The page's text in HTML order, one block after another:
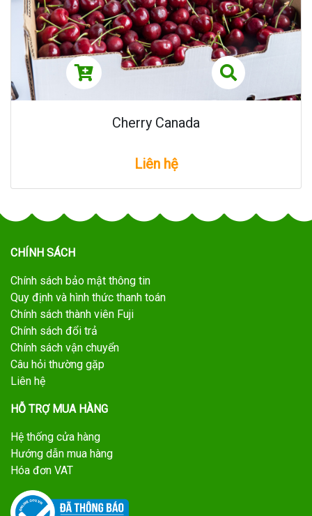
Cherry Canada
Liên hệ
CHÍNH SÁCH
Chính sách bảo mật thông tin
Quy định và hình thức thanh toán
Chính sách thành viên Fuji
Chính sách đổi trả
Chính sách vận chuyển
Câu hỏi thường gặp
Liên hệ
HỖ TRỢ MUA HÀNG
Hệ thống cửa hàng
Hướng dẫn mua hàng
Hóa đơn VAT